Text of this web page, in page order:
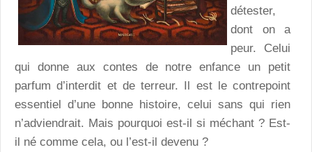
détester,
dont on a
peur. Celui
qui donne aux contes de notre enfance un petit
parfum d’interdit et de terreur. Il est le contrepoint
essentiel d’une bonne histoire, celui sans qui rien
n’adviendrait. Mais pourquoi est-il si méchant ? Est-
il né comme cela, ou l’est-il devenu ?